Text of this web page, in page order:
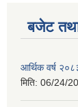
बजेट
आर्थिक वर्ष
मिति: 06/24/